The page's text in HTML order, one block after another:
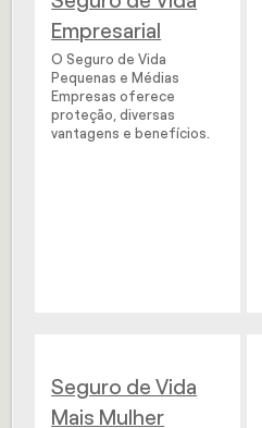
Empresarial
O Seguro de Vida
Pequenas e Médias
Empresas oferece
proteção, diversas
vantagens e benefícios.
Seguro de Vida
Mais Mulher